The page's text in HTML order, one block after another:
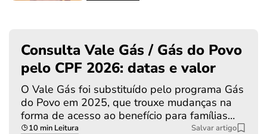
Consulta Vale Gás / Gás do Povo
pelo CPF 2026: datas e valor
O Vale Gás foi substituído pelo programa Gás
do Povo em 2025, que trouxe mudanças na
forma de acesso ao benefício para famílias…
10 min Leitura Salvar artigo